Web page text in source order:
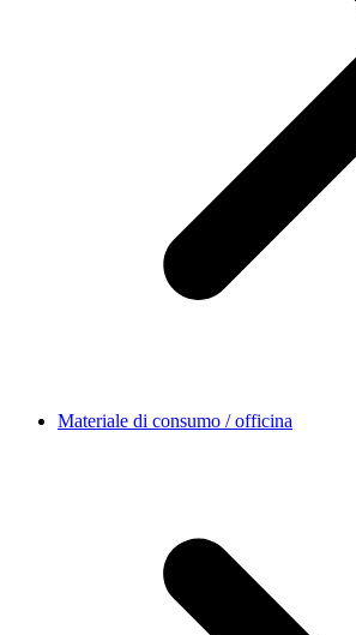
Materiale di consumo / officina